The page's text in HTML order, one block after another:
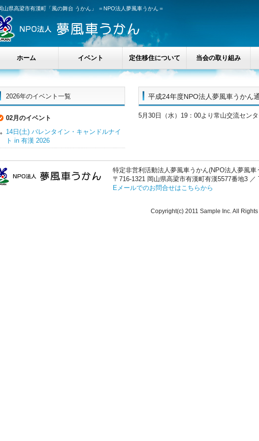
山県高梁市有漢町「風の舞台 うかん」 ＝NPO法人夢風車うかん＝
ホーム イベント 定住移住について 当会の取り組み
平成24年度NPO法人夢風車うかん
5月30日（水）19：00より常山交流セン
2026年のイベント一覧
02月のイベント
14日(土) バレンタイン・キャンドルナイ
ト in 有漢 2026
特定非営利活動法人夢風車うかん(NPO法人夢風車
〒716-1321 岡山県高梁市有漢町有漢5577番地3 ／
Eメールでのお問合せはこちらから
Copyright(c) 2011 Sample Inc. All